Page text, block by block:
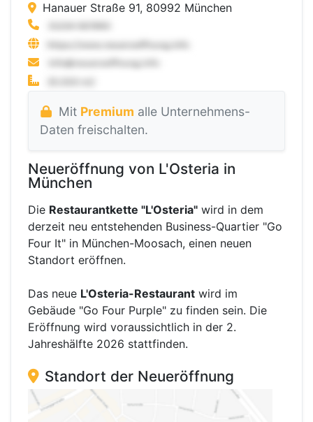
Hanauer Straße 91, 80992 München
Mit Premium alle Unternehmens-
Daten freischalten.
Neueröffnung von L'Osteria in
München
Die Restaurantkette "L'Osteria" wird in dem
derzeit neu entstehenden Business-Quartier "Go
Four It" in München-Moosach, einen neuen
Standort eröffnen.
Das neue L'Osteria-Restaurant wird im
Gebäude "Go Four Purple" zu finden sein. Die
Eröffnung wird voraussichtlich in der 2.
Jahreshälfte 2026 stattfinden.
Standort der Neueröffnung